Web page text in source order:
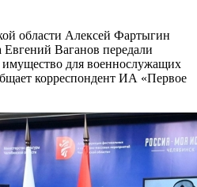
области Алексей Фартыгин
Евгений Ваганов передали
имущество для военнослужащих
корреспондент ИА «Первое